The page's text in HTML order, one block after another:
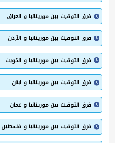
فرق التوقيت بين موريتانيا و العراق
فرق التوقيت بين موريتانيا و الأردن
فرق التوقيت بين موريتانيا و الكويت
فرق التوقيت بين موريتانيا و لبنان
فرق التوقيت بين موريتانيا و عمان
فرق التوقيت بين موريتانيا و فلسطين